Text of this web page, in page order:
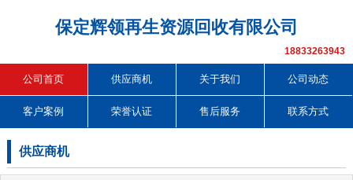
保定辉领再生资源回收有限公司
18833263943
公司首页 供应商机 关于我们 公司动态
客户案例 荣誉认证 售后服务 联系方式
供应商机